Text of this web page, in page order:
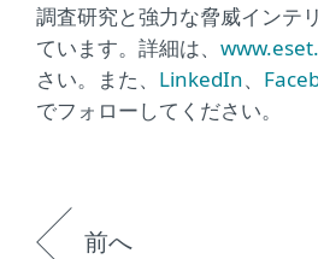
調査研究と強力な脅威インテ
ています。詳細は、
さい。また、 LinkedIn、
でフォローしてください。
前へ